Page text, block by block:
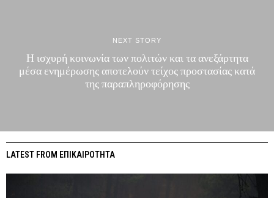
NEXT STORY
Η ισχυρή κοινωνία των πολιτών και τα ανεξάρτητα
μέσα ενημέρωσης αποτελούν τείχος προστασίας κατά
της παραπληροφόρησης
LATEST FROM ΕΠΙΚΑΙΡΟΤΗΤΑ